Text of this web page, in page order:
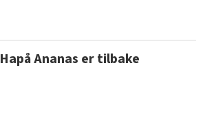
Hapå Ananas er tilbake